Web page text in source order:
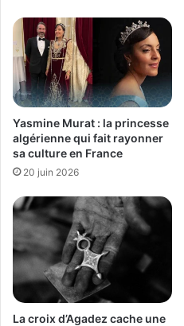
Yasmine Murat : la princesse
algérienne qui fait rayonner
sa culture en France
20 juin 2026
La croix d’Agadez cache une